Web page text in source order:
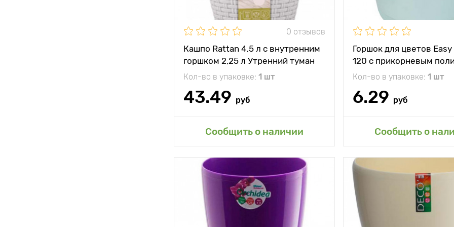
0 отзывов
Кашпо Rattan 4,5 л с внутренним
горшком 2,25 л Утренний туман
Кол-во в упаковке: 1 шт
43.49 руб
Сообщить о наличии
Добавить в мой сад
Горшок для цветов Easy
120 с прикорневым
Небесный
Кол-во в упаковке: 1 шт
6.29 руб
Сообщить о
Добавить в мой